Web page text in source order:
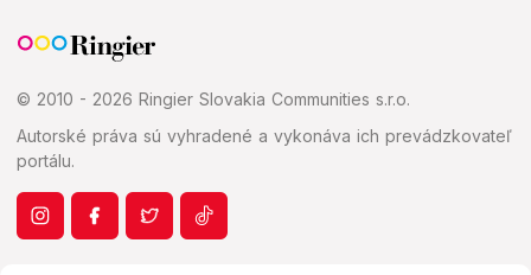
© 2010 - 2026 Ringier Slovakia Communities s.r.o.
Autorské práva sú vyhradené a vykonáva ich prevádzkovateľ
portálu.